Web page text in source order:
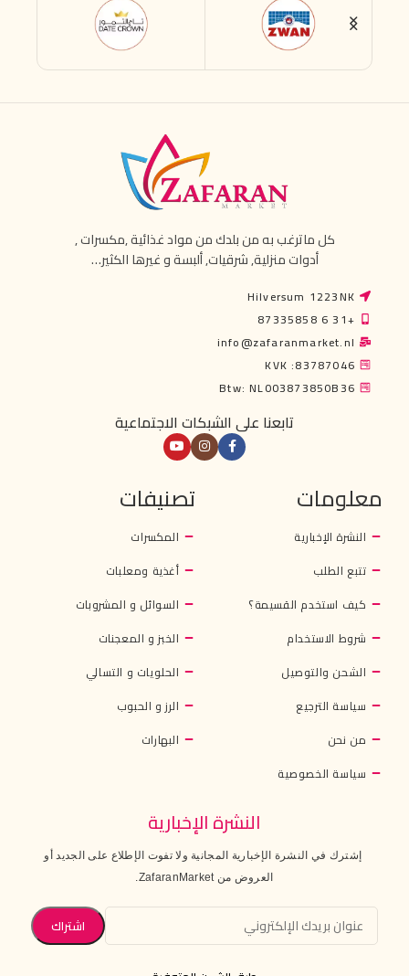
كل ماترغب به من بلدك من مواد غذائية ,مكسرات ,
أدوات منزلية, شرقيات, ألبسة و غيرها الكثير…
Hilversum 1223NK
+31 6 87335858
info@zafaranmarket.nl
KVK :83787046
Btw: NL003873850B36
تابعنا على الشبكات الاجتماعية
معلومات
النشرة الإخبارية
تتبع الطلب
كيف استخدم القسيمة؟
شروط الاستخدام
الشحن والتوصيل
سياسة الترجيع
من نحن
سياسة الخصوصية
تصنيفات
المكسرات
أغذية ومعلبات
السوائل و المشروبات
الخبز و المعجنات
الحلويات و التسالي
الرز و الحبوب
البهارات
النشرة الإخبارية
إشترك في النشرة الإخبارية المجانية ولا تفوت الإطلاع على الجديد أو
العروض من ZafaranMarket.